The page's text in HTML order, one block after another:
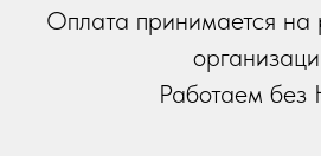
Оплата принимается на
Работаем